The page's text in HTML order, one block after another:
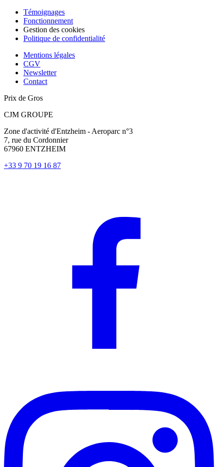
Témoignages
Fonctionnement
Gestion des cookies
Politique de confidentialité
Mentions légales
CGV
Newsletter
Contact
Prix de Gros
CJM GROUPE
Zone d'activité d'Entzheim - Aeroparc n°3
7, rue du Cordonnier
67960 ENTZHEIM
+33 9 70 19 16 87